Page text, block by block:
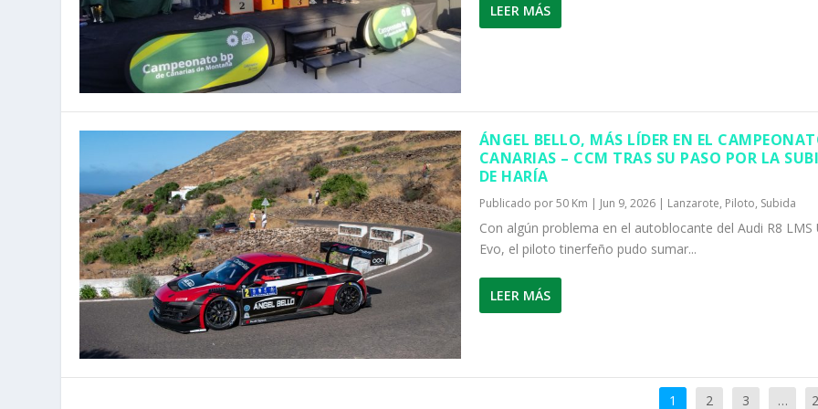
LEER MÁS
ÁNGEL BELLO, MÁS LÍDER EN EL
CANARIAS – CCM TRAS SU PASO POR LA
DE HARÍA
Publicado por50 Km | Jun 9, 2026| Lanzarote, Piloto, Subida
Con algún problema en el autoblocante del Audi R8 LMS
Evo, el piloto tinerfeño pudo sumar...
LEER MÁS
1 2 3 …